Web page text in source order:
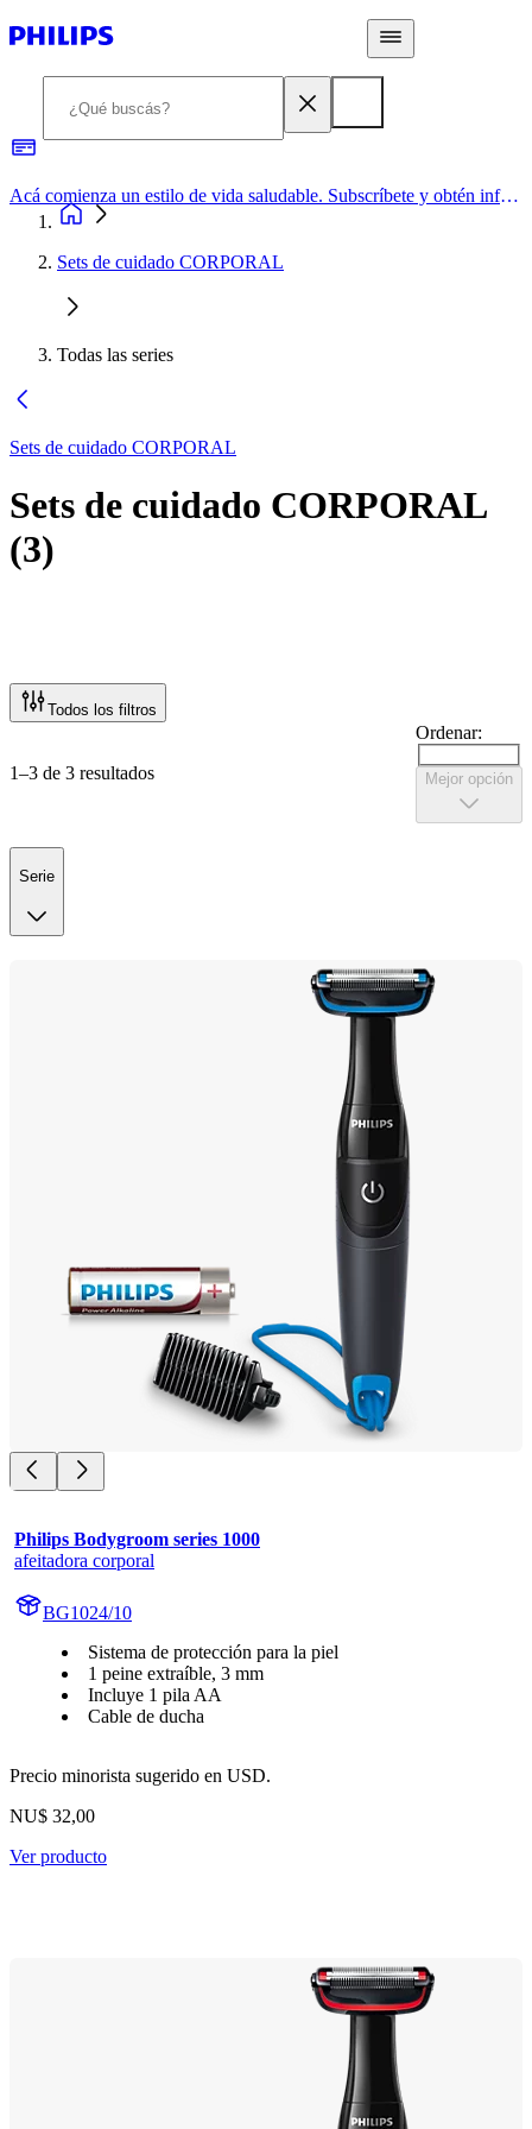
Acá comienza un estilo de vida saludable. Subscríbete y obtén información de primera mano
Sets de cuidado CORPORAL
Todas las series
Sets de cuidado CORPORAL
Sets de cuidado CORPORAL
(3)
Todos los filtros
1–3 de 3 resultados
Ordenar:
Mejor opción
Serie
Philips Bodygroom series 1000
afeitadora corporal
BG1024/10
Sistema de protección para la piel
1 peine extraíble, 3 mm
Incluye 1 pila AA
Cable de ducha
Precio minorista sugerido en USD.
NU$ 32,00
Ver producto